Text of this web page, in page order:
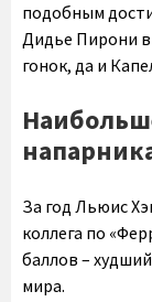
подобным
Дидье Пирони
гонок, да и
За год Льюис
коллега по
баллов –
мира.